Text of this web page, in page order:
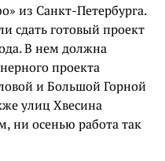
из Санкт-Петербурга.
сдать готовый проект
В нем должна
проекта
и Большой Горной
улиц Хвесина
ни осенью работа так